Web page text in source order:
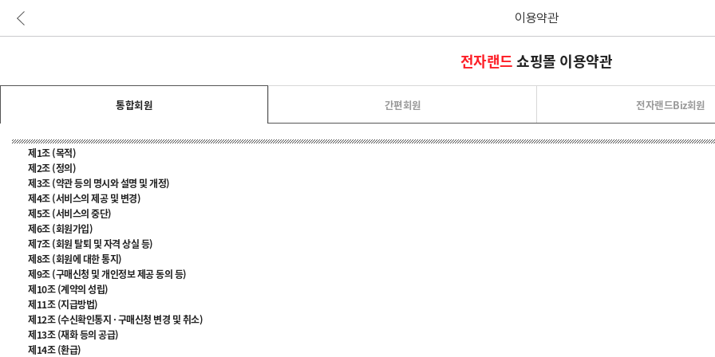
본문 바로가기
이용약관
전자랜드쇼핑몰 이용약관
통합회원 간편회원 전자랜드Biz회원
제1조 (목적)
제2조 (정의)
제3조 (약관 등의 명시와 설명 및 개정)
제4조 (서비스의 제공 및 변경)
제5조 (서비스의 중단)
제6조 (회원가입)
제7조 (회원 탈퇴 및 자격 상실 등)
제8조 (회원에 대한 통지)
제9조 (구매신청 및 개인정보 제공 동의 등)
제10조 (계약의 성립)
제11조 (지급방법)
제12조 (수신확인통지 · 구매신청 변경 및 취소)
제13조 (재화 등의 공급)
제14조 (환급)